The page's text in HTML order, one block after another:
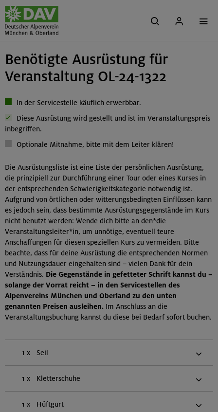
Benötigte Ausrüstung für
Veranstaltung OL-24-1322
In der Servicestelle käuflich erwerbbar.
Diese Ausrüstung wird gestellt und ist im Veranstaltungspreis
inbegriffen.
Optionale Mitnahme, bitte mit dem Leiter klären!
Die Ausrüstungsliste ist eine Liste der persönlichen Ausrüstung,
die prinzipiell zur Durchführung einer Tour oder eines Kurses in
der entsprechenden Schwierigkeitskategorie notwendig ist.
Aufgrund von örtlichen oder witterungsbedingten Einflüssen kann
es jedoch sein, dass bestimmte Ausrüstungsgegenstände im Kurs
nicht benutzt werden: Wende dich bitte an den*die
Veranstaltungsleiter*in, um unnötige, eventuell teure
Anschaffungen für diesen speziellen Kurs zu vermeiden. Bitte
beachte, dass für deine Ausrüstung die entsprechenden Normen
und Nutzungsdauer eingehalten sind – vielen Dank für dein
Verständnis. Die Gegenstände in gefetteter Schrift kannst du –
solange der Vorrat reicht – in den Servicestellen des
Alpenvereins München und Oberland zu den unten
genannten Preisen ausleihen. Im Anschluss an die
Veranstaltungsbuchung kannst du diese bei Bedarf sofort buchen.
1 x Seil
1 x Kletterschuhe
1 x Hüftgurt